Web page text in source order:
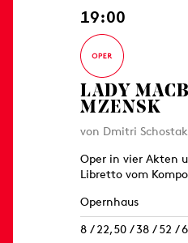
19:00
LADY
MZENSK
von Dmitri
Oper in vier Akten
Libretto vom
Opernhaus
8 / 22,50 / 38 / 52 /